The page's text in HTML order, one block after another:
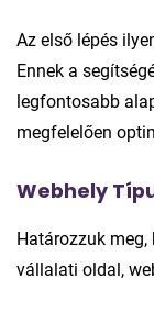
Az első lépés
Ennek a
legfontosabb
megfelelően
Webhely
Határozzuk
vállalati oldal,